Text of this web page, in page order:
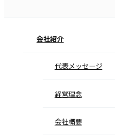
会社紹介
代表メッセージ
経営理念
会社概要